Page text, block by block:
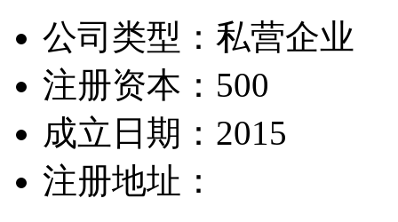
公司类型： 私营企业
注册资本： 500
成立日期： 2015
注册地址：